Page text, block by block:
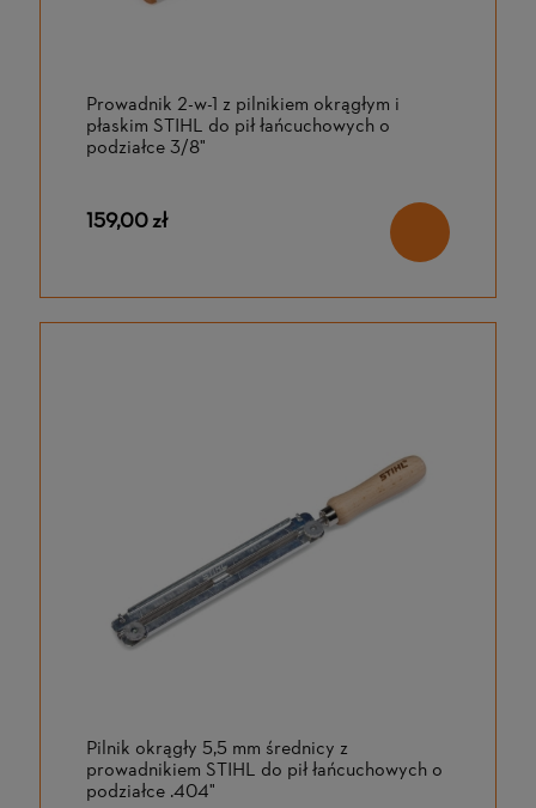
Prowadnik 2-w-1 z pilnikiem okrągłym i
płaskim STIHL do pił łańcuchowych o
podziałce 3/8"
159,00 zł
Pilnik okrągły 5,5 mm średnicy z
prowadnikiem STIHL do pił łańcuchowych o
podziałce .404"